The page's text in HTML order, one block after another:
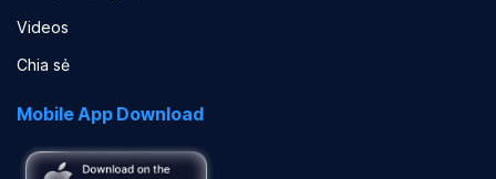
Videos
Chia sẻ
Mobile App Download